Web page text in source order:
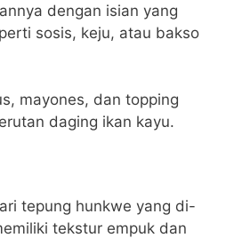
dengan isian yang
sosis, keju, atau bakso
mayones, dan topping
daging ikan kayu.
tepung hunkwe yang di-
tekstur empuk dan